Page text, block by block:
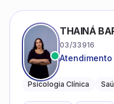
THAINÁ
03/33916
emocional
Psicologia Clínica